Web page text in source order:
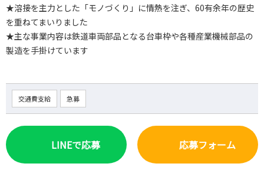
★溶接を主力とした「モノづくり」に情熱を注ぎ、60有余年の歴史
を重ねてまいりました
★主な事業内容は鉄道車両部品となる台車枠や各種産業機械部品の
製造を手掛けています
交通費支給 急募
LINEで応募 応募フォーム